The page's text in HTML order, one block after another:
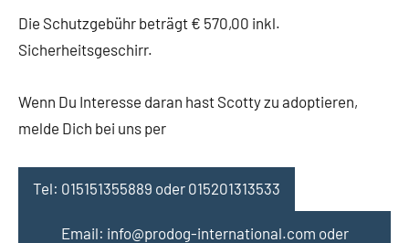
Die Schutzgebühr beträgt € 570,00 inkl.
Sicherheitsgeschirr.
Wenn Du Interesse daran hast Scotty zu adoptieren,
melde Dich bei uns per
Tel: 015151355889 oder 015201313533
Email: info@prodog-international.com oder